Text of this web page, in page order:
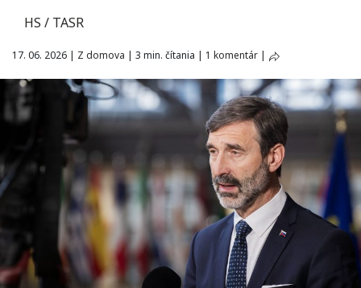
HS / TASR
17. 06. 2026 | Z domova | 3 min. čítania | 1 komentár |